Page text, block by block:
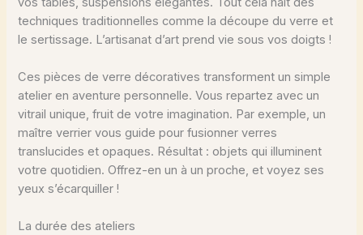
techniques traditionnelles comme la découpe du verre et
le sertissage. L’artisanat d’art prend vie sous vos doigts !
Ces pièces de verre décoratives transforment un simple
atelier en aventure personnelle. Vous repartez avec un
vitrail unique, fruit de votre imagination. Par exemple, un
maître verrier vous guide pour fusionner verres
translucides et opaques. Résultat : objets qui illuminent
votre quotidien. Offrez-en un à un proche, et voyez ses
yeux s’écarquiller !
La durée des ateliers